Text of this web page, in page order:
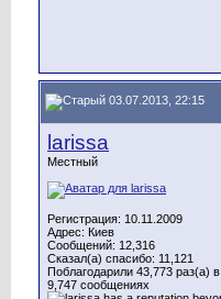
03.07.2013, 22:15
larissa
Местный
Регистрация: 10.11.2009
Адрес: Киев
Сообщений: 12,316
Сказал(а) спасибо: 11,121
Поблагодарили 43,773 раз(а) в
9,747 сообщениях